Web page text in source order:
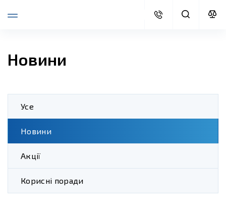
Новини
Усе
Новини
Акції
Корисні поради